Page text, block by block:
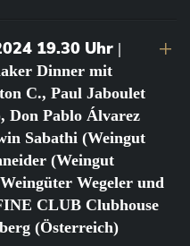
19.30 Uhr |
Dinner mit
C., Paul Jaboulet
Don Pablo Álvarez
Sabathi (Weingut
(Weingut
Wegeler und
CLUB Clubhouse
(Österreich)